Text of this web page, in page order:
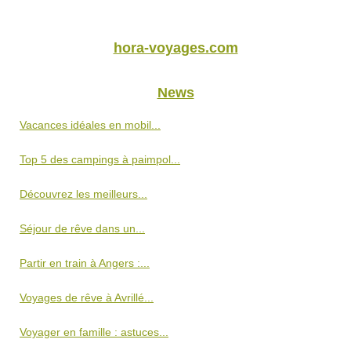
hora-voyages.com
News
Vacances idéales en mobil...
Top 5 des campings à paimpol...
Découvrez les meilleurs...
Séjour de rêve dans un...
Partir en train à Angers :...
Voyages de rêve à Avrillé...
Voyager en famille : astuces...